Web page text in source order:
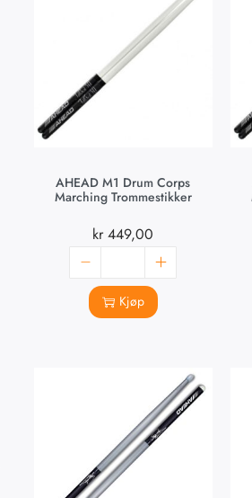
AHEAD M1 Drum Corps
Marching Trommestikker
kr449,00
Kjøp